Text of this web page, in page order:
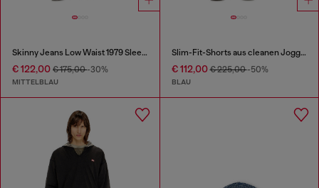
Skinny Jeans Low Waist 1979 Sleenker
€ 122,00 € 175,00-30%
MITTELBLAU
Slim-Fit-Shorts aus cleanen JoggJeans
€ 112,00€ 225,00-50%
BLAU